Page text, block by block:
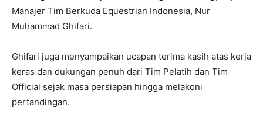
Manajer Tim Berkuda Equestrian Indonesia, Nur
Muhammad Ghifari.
Ghifari juga menyampaikan ucapan terima kasih atas kerja
keras dan dukungan penuh dari Tim Pelatih dan Tim
Official sejak masa persiapan hingga melakoni
pertandingan.